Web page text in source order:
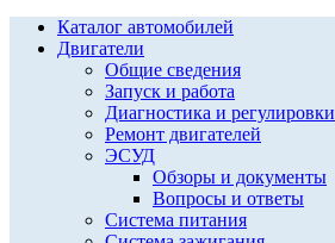
Каталог автомобилей
Двигатели
Общие сведения
Запуск и работа
Диагностика и регулировки
Ремонт двигателей
ЭСУД
Обзоры и документы
Вопросы и ответы
Система питания